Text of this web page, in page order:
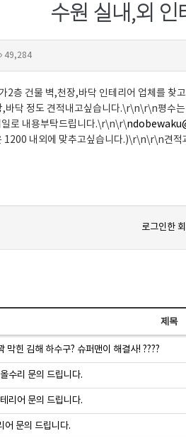
수원 실내,외
49,284
2층 건물 벽,천장,바닥 인테리어 업체를
,바닥 정도 견적내고싶습니다.\r\n\r\n평수
일로 내용부탁드립니다.\r\n\r\
1200 내외에 맞추고싶습니다.)\r\n\r\n견적
로그인한
제목
막힌 김해 하수구? 슈퍼맨이 해결사! ????
수리 문의 드립니다.
리어 문의 드립니다.
어 문의 드립니다.